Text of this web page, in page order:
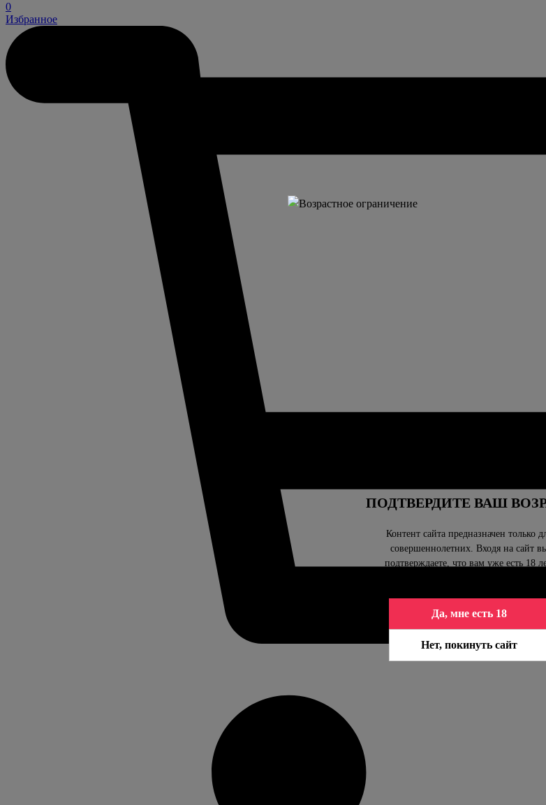
ПОДТВЕРДИТЕ ВАШ
Контент сайта предназначен только
совершеннолетних. Входя на сайт
подтверждаете, что вам уже есть 18
Да, мне есть 18
Нет, покинуть сайт
0
Избранное